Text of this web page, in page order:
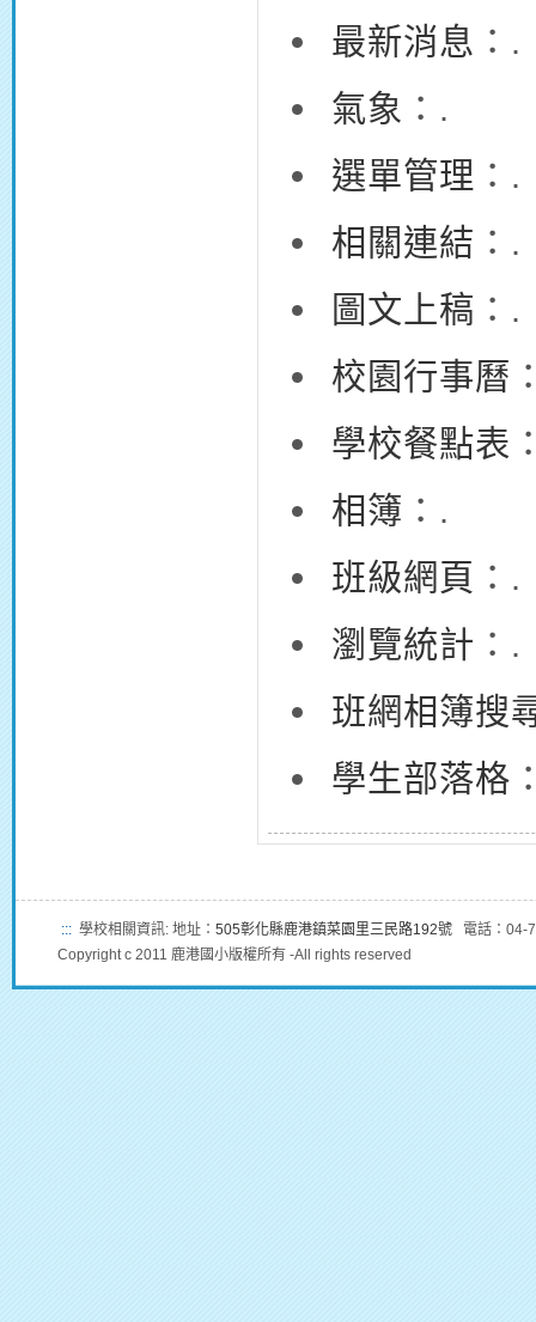
最新消息 ：.
氣象 ：.
選單管理 ：.
相關連結 ：.
圖文上稿 ：.
校園行事曆
學校餐點表
相簿 ：.
班級網頁 ：.
瀏覽統計 ：.
班網相簿搜
學生部落格
::: 學校相關資訊: 地址： 505彰化縣鹿港鎮菜園里三民路192號 電話：04-
Copyright c 2011 鹿港國小版權所有 -All rights reserved